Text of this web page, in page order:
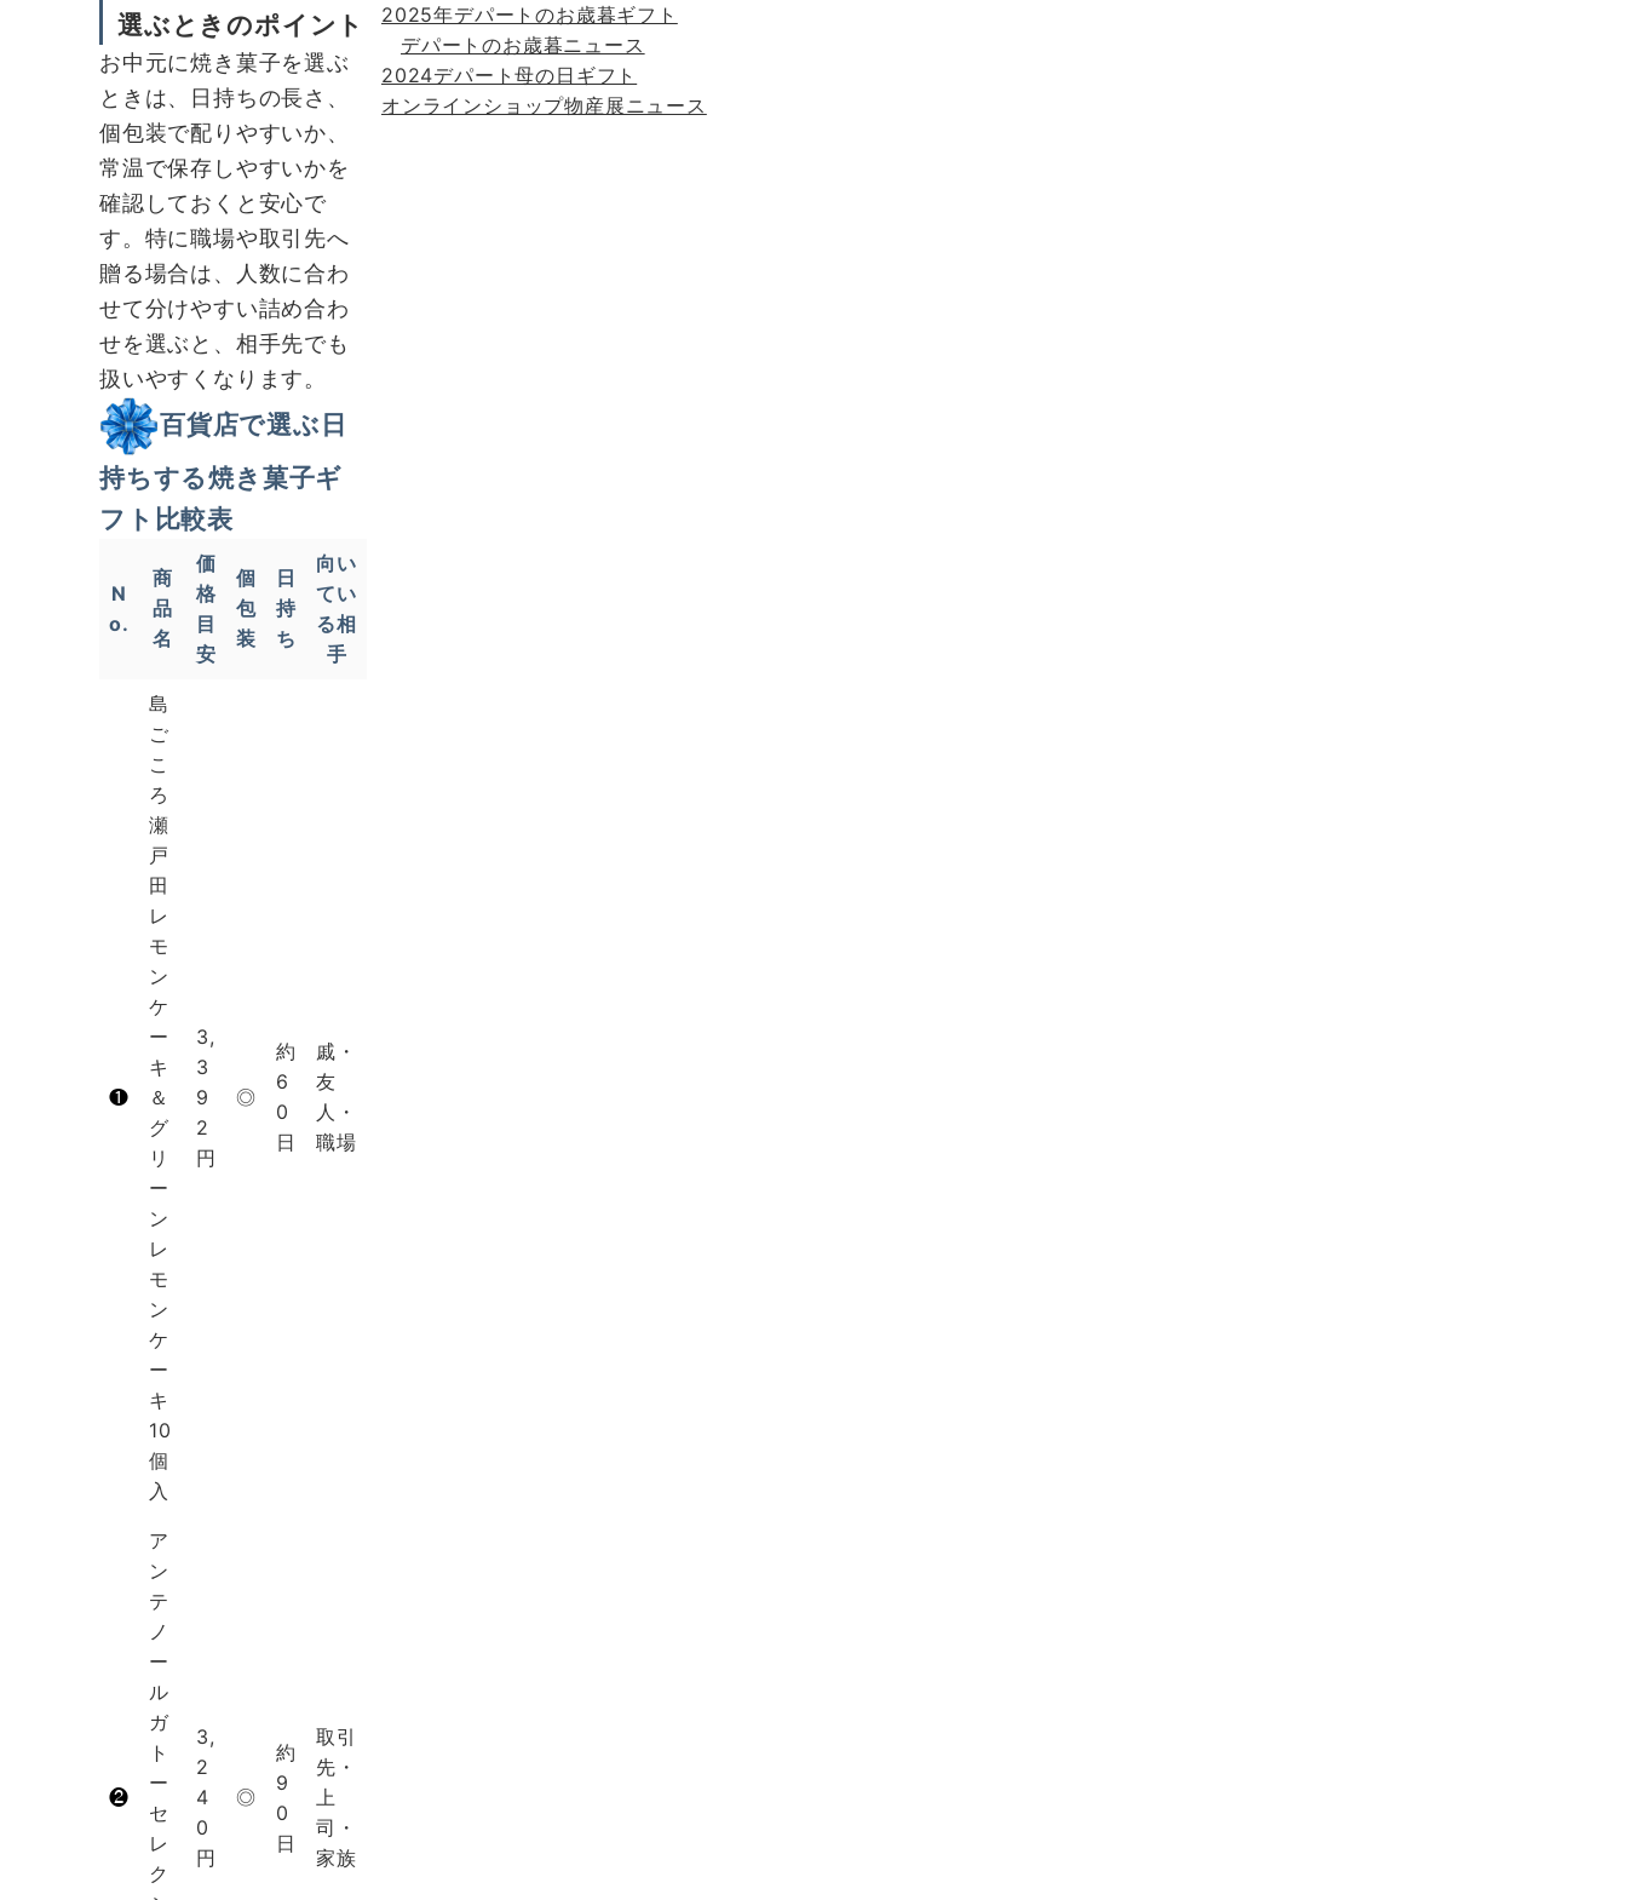
選ぶときのポイント
お中元に焼き菓子を選ぶ
ときは、日持ちの長さ、
個包装で配りやすいか、
常温で保存しやすいかを
確認しておくと安心で
す。特に職場や取引先へ
贈る場合は、人数に合わ
せて分けやすい詰め合わ
せを選ぶと、相手先でも
扱いやすくなります。
百貨店で選ぶ日
持ちする焼き菓子ギ
フト比較表
N
o.
商
品
名
価
格
目
安
個
包
装
日
持
ち
向い
てい
る相
手
❶
島
ご
こ
ろ
瀬
戸
田
レ
モ
ン
ケ
ー
キ
＆
グ
リ
ー
ン
レ
モ
ン
ケ
ー
キ
10
個
入
3,
3
9
2
円
◎
約
6
0
日
戚・
友
人・
職場
❷
ア
ン
テ
ノ
ー
ル
ガ
ト
ー
セ
レ
ク
3,
2
4
0
円
◎
約
9
0
日
取引
先・
上
司・
家族
2025年デパートのお歳暮ギフト
デパートのお歳暮ニュース
2024デパート母の日ギフト
オンラインショップ物産展ニュース